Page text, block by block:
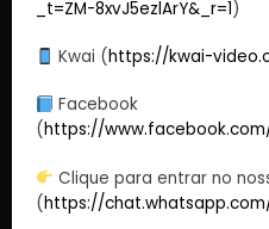
_t=ZM-8xvJ5ezlArY&_r=1)
Kwai (https://kwai-
Facebook
(https://
Clique para entrar no
(https://chat.whatsapp.com/